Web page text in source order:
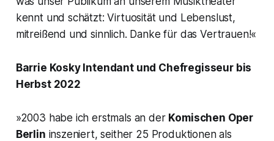
kennt und schätzt: Virtuosität und Lebenslust,
mitreißend und sinnlich. Danke für das Vertrauen!«
Barrie Kosky Intendant und Chefregisseur bis
Herbst 2022
»2003 habe ich erstmals an der Komischen Oper
Berlin inszeniert, seither 25 Produktionen als